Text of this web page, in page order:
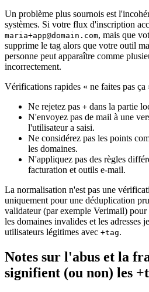
Un problème plus sournois est
systèmes. Si votre flux d'inscription
maria+app@domain.com, mais que
supprime le tag alors que votre outil
personne peut apparaître comme
incorrectement.
Vérifications rapides « ne faites pas ça
Ne rejetez pas + dans la partie
N'envoyez pas de mail à une
l'utilisateur a saisi.
Ne considérez pas les points
les domaines.
N'appliquez pas des règles
facturation et outils e-mail.
La normalisation n'est pas une
uniquement pour une déduplication
validateur (par exemple Verimail) pour
les domaines invalides et les adresses
utilisateurs légitimes avec +tag.
Notes sur l'abus et la
signifient (ou non) les